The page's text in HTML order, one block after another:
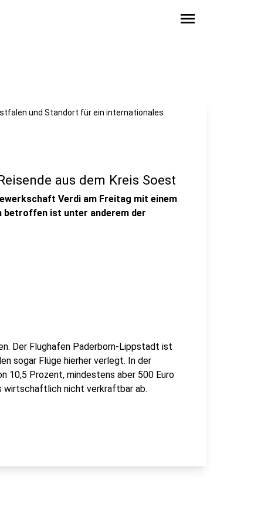
menu
und Standort für ein internationales
aus dem Kreis Soest
Verdi am Freitag mit einem
betroffen ist unter anderem der
Der Flughafen Paderborn-Lippstadt ist
sogar Flüge hierher verlegt. In der
10,5 Prozent, mindestens aber 500 Euro
wirtschaftlich nicht verkraftbar ab.